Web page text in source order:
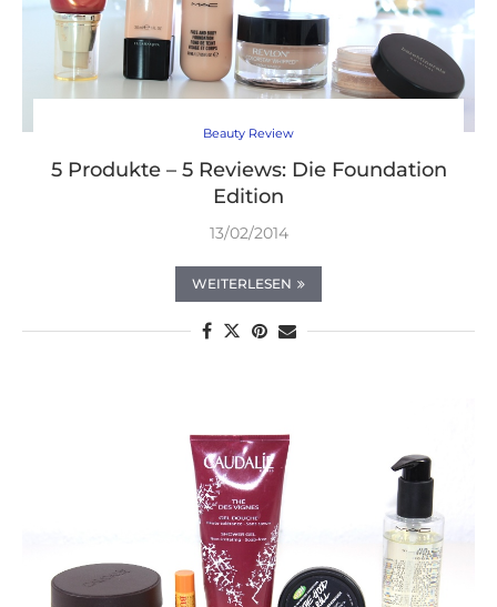
Beauty Review
5 Produkte – 5 Reviews: Die Foundation
Edition
13/02/2014
WEITERLESEN